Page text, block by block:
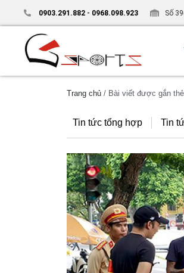
0903.291.882 - 0968.098.923 Số
Trang chủ / Bài viết được gắn thẻ
Tin tức tổng hợp Tin